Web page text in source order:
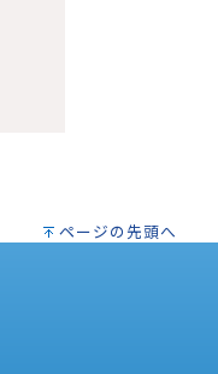
ページの先頭へ